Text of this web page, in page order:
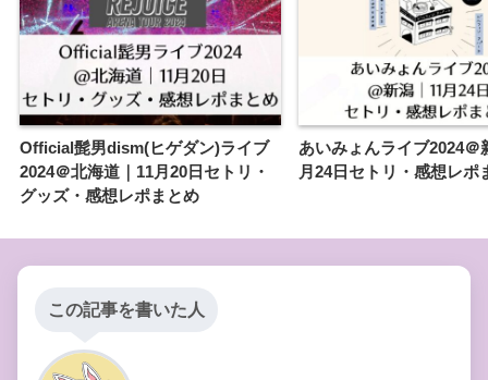
Official髭男dism(ヒゲダン)ライブ
2024＠北海道｜11月20日セトリ・
グッズ・感想レポまとめ
あいみょんライブ2024＠
月24日セトリ・感想レポ
この記事を書いた人